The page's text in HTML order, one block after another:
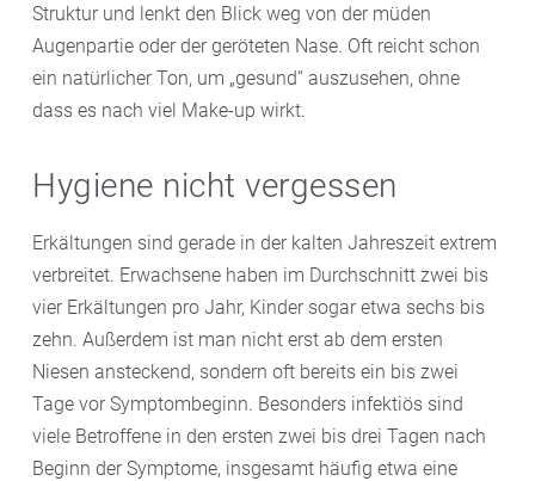
Struktur und lenkt den Blick weg von der müden
Augenpartie oder der geröteten Nase. Oft reicht schon
ein natürlicher Ton, um „gesund“ auszusehen, ohne
dass es nach viel Make-up wirkt.
Hygiene nicht vergessen
Erkältungen sind gerade in der kalten Jahreszeit extrem
verbreitet. Erwachsene haben im Durchschnitt zwei bis
vier Erkältungen pro Jahr, Kinder sogar etwa sechs bis
zehn. Außerdem ist man nicht erst ab dem ersten
Niesen ansteckend, sondern oft bereits ein bis zwei
Tage vor Symptombeginn. Besonders infektiös sind
viele Betroffene in den ersten zwei bis drei Tagen nach
Beginn der Symptome, insgesamt häufig etwa eine